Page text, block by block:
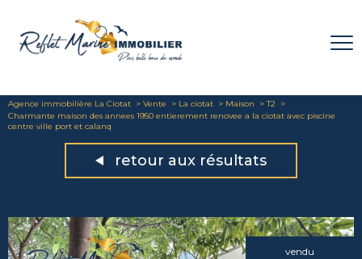
Agence immobilière La Ciotat Vente La ciotat Maison
T2
Charmante maison des annees 1950 entierement renovee a la ciotat avec piscine
centre ville port et calanq
retour aux résultats
vendu